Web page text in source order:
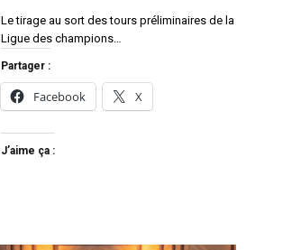
Le tirage au sort des tours préliminaires de la
Ligue des champions…
Partager :
Facebook X
J’aime ça :